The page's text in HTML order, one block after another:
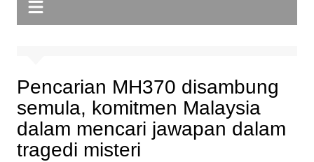
Pencarian MH370 disambung
semula, komitmen Malaysia
dalam mencari jawapan dalam
tragedi misteri